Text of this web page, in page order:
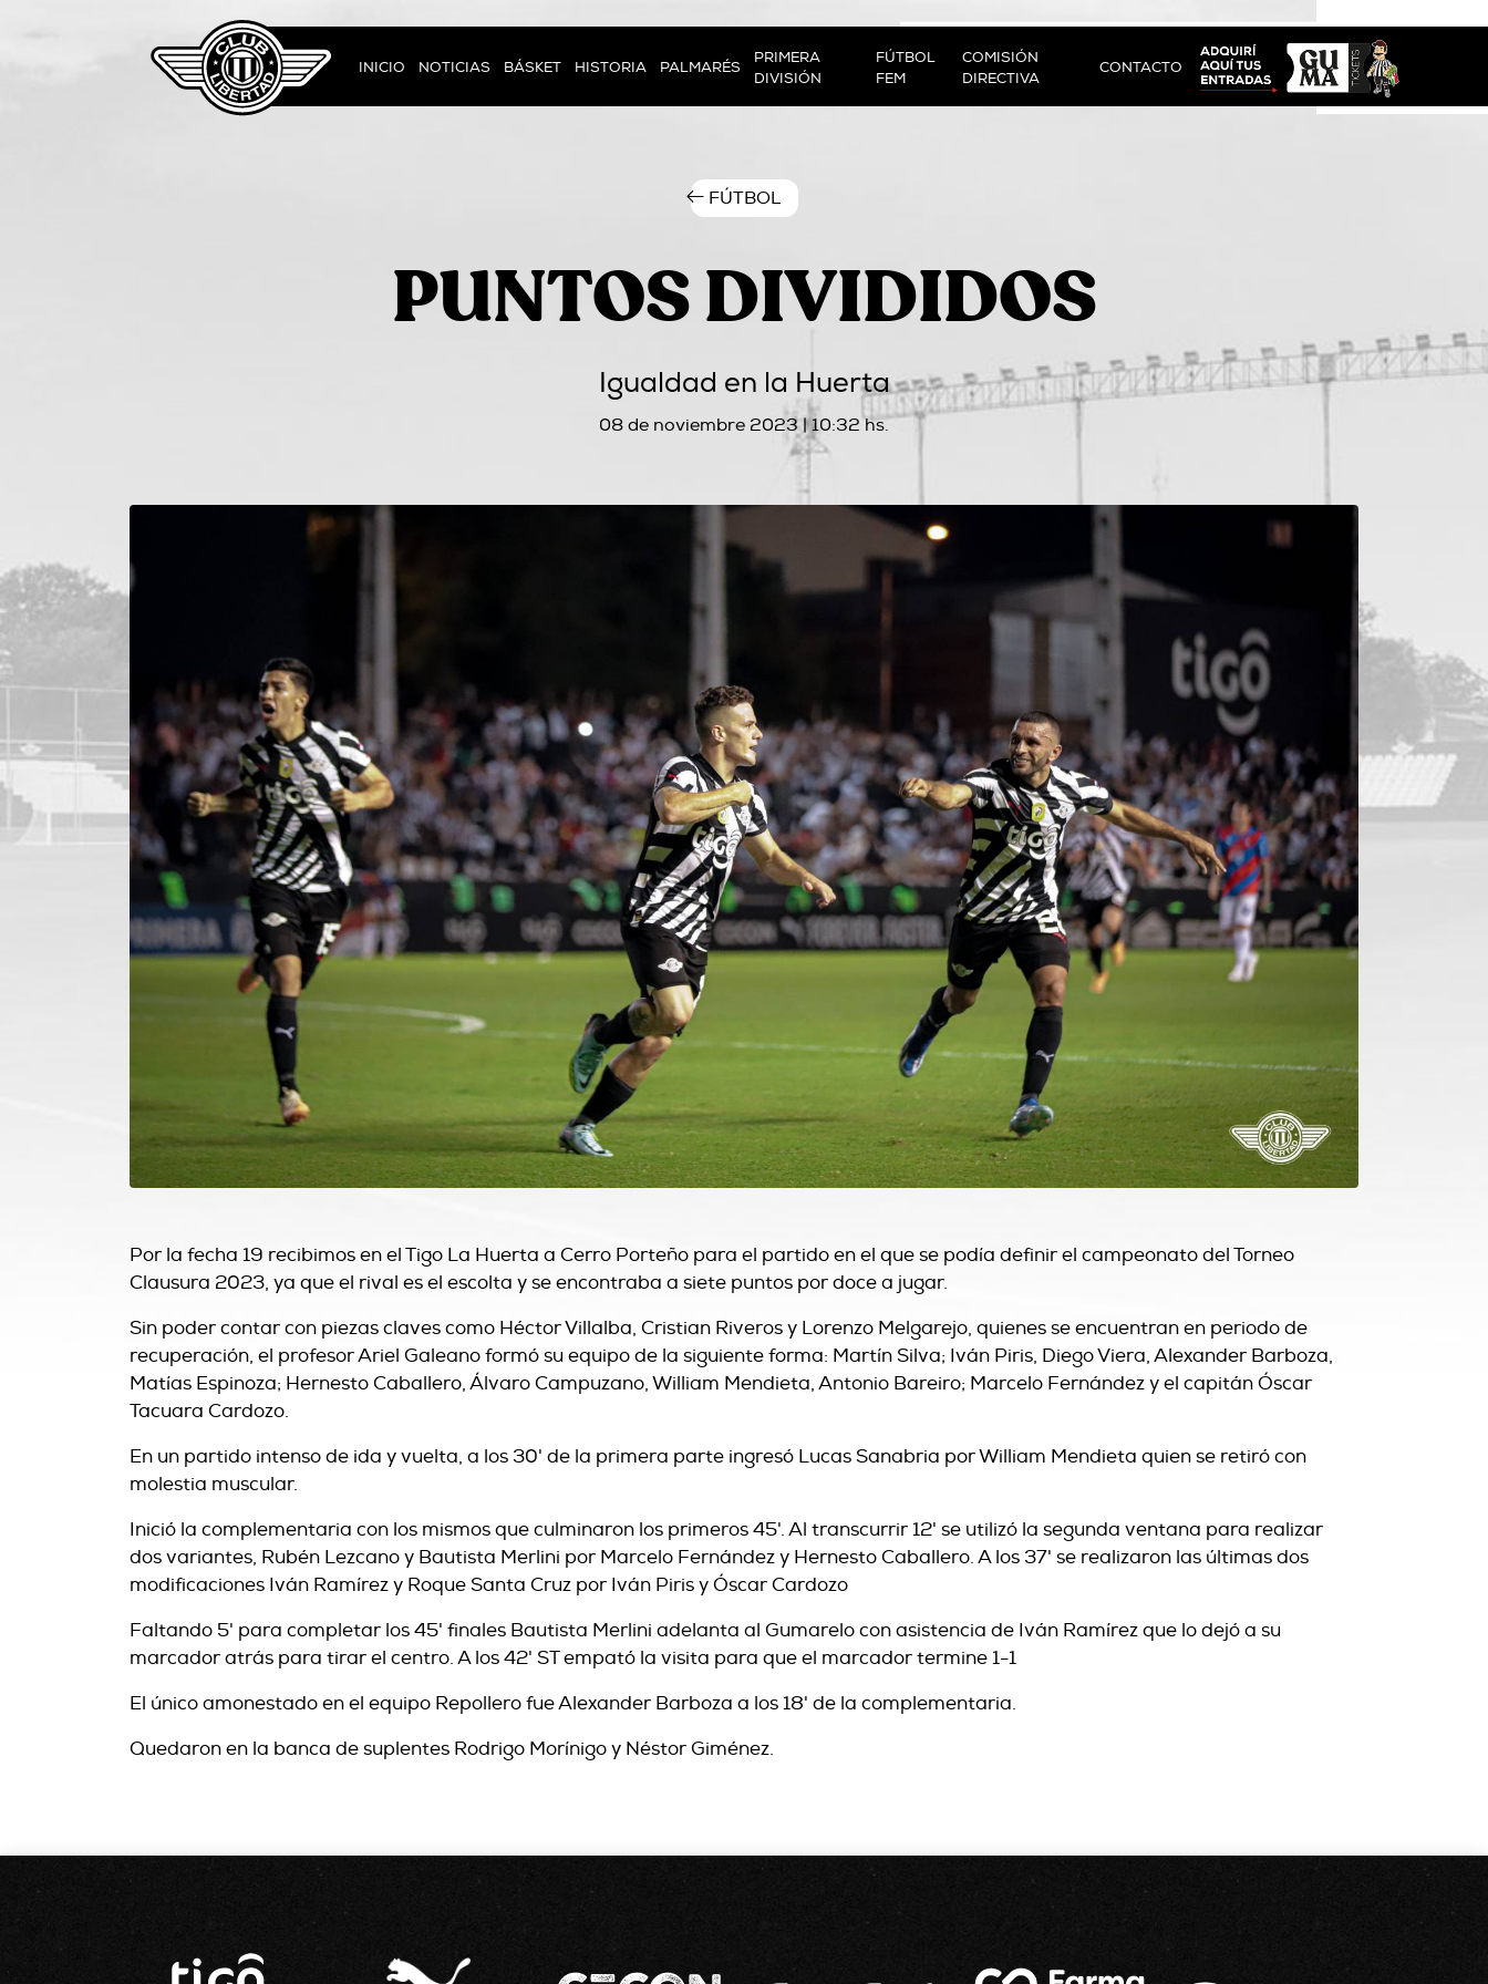
INICIO NOTICIAS BÁSKET HISTORIA PALMARÉS
PRIMERA
DIVISIÓN
FÚTBOL
FEM
COMISIÓN
DIRECTIVA
CONTACTO
FÚTBOL
PUNTOS DIVIDIDOS
Igualdad en la Huerta
08 de noviembre 2023 | 10:32 hs.
Por la fecha 19 recibimos en el Tigo La Huerta a Cerro Porteño para el partido en el que se podía definir el campeonato del Torneo
Clausura 2023, ya que el rival es el escolta y se encontraba a siete puntos por doce a jugar.
Sin poder contar con piezas claves como Héctor Villalba, Cristian Riveros y Lorenzo Melgarejo, quienes se encuentran en periodo de
recuperación, el profesor Ariel Galeano formó su equipo de la siguiente forma: Martín Silva; Iván Piris, Diego Viera, Alexander Barboza,
Matías Espinoza; Hernesto Caballero, Álvaro Campuzano, William Mendieta, Antonio Bareiro; Marcelo Fernández y el capitán Óscar
Tacuara Cardozo.
En un partido intenso de ida y vuelta, a los 30' de la primera parte ingresó Lucas Sanabria por William Mendieta quien se retiró con
molestia muscular.
Inició la complementaria con los mismos que culminaron los primeros 45'. Al transcurrir 12' se utilizó la segunda ventana para realizar
dos variantes, Rubén Lezcano y Bautista Merlini por Marcelo Fernández y Hernesto Caballero. A los 37' se realizaron las últimas dos
modificaciones Iván Ramírez y Roque Santa Cruz por Iván Piris y Óscar Cardozo
Faltando 5' para completar los 45' finales Bautista Merlini adelanta al Gumarelo con asistencia de Iván Ramírez que lo dejó a su
marcador atrás para tirar el centro. A los 42' ST empató la visita para que el marcador termine 1-1
El único amonestado en el equipo Repollero fue Alexander Barboza a los 18' de la complementaria.
Quedaron en la banca de suplentes Rodrigo Morínigo y Néstor Giménez.